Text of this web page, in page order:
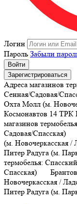
Логин
Пароль Забыли
Войти
Зарегистрироваться
Адреса магазинов
Сенная/Садовая/
Охта Молл (м.
Космонавтов 14 ТРК
магазинов
Садовая/Спасская)
(м.
Питер Радуга (м.
термобелья:
Спасская)
Новочеркасская /
Питер Радуга (м.